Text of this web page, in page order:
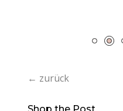
← zurück